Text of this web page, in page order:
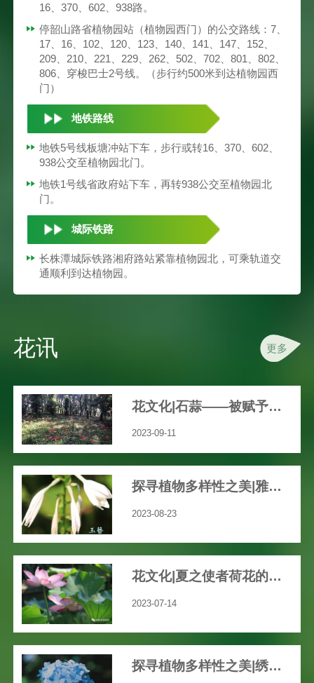
16、370、602、938路。
停韶山路省植物园站（植物园西门）的公交路线：7、
17、16、102、120、123、140、141、147、152、
209、210、221、229、262、502、702、801、802、
806、穿梭巴士2号线。（步行约500米到达植物园西
门）
地铁路线
地铁5号线板塘冲站下车，步行或转16、370、602、
938公交至植物园北门。
地铁1号线省政府站下车，再转938公交至植物园北
门。
城际铁路
长株潭城际铁路湘府路站紧靠植物园北，可乘轨道交
通顺利到达植物园。
花讯 更多
花文化|石蒜——被赋予众多文艺、神秘色彩的花
2023-09-11
探寻植物多样性之美|雅致之花“玉簪”
2023-08-23
花文化|夏之使者荷花的渊远历史文化
2023-07-14
探寻植物多样性之美|绣球花开，共赴一场五彩缤纷的“仲夏之梦”吧！